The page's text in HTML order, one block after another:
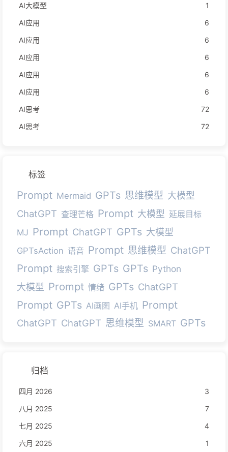
AI大模型
1
AI应用
6
AI应用
6
AI应用
6
AI应用
6
AI应用
6
AI思考
72
AI思考
72
标签
Prompt Mermaid GPTs 思维模型 大模型
ChatGPT 查理芒格 Prompt 大模型 延展目标
MJ Prompt ChatGPT GPTs 大模型
GPTsAction 语音 Prompt 思维模型 ChatGPT
Prompt 搜索引擎 GPTs GPTs Python
大模型 Prompt 情绪 GPTs ChatGPT
Prompt GPTs AI画图 AI手机 Prompt
ChatGPT ChatGPT 思维模型 SMART GPTs
归档
四月 2026
3
八月 2025
7
七月 2025
4
六月 2025
1